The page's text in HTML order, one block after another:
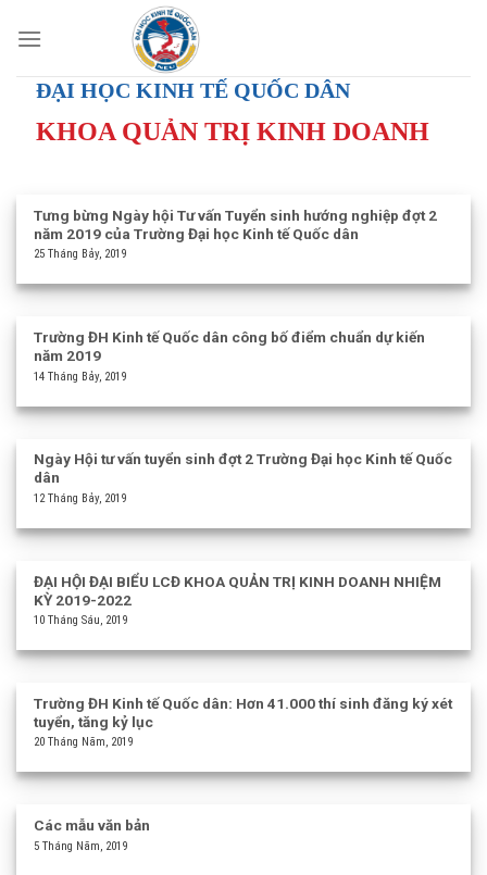
ĐẠI HỌC KINH TẾ QUỐC DÂN
KHOA QUẢN TRỊ KINH DOANH
Tưng bừng Ngày hội Tư vấn Tuyển sinh hướng nghiệp đợt 2
năm 2019 của Trường Đại học Kinh tế Quốc dân
25 Tháng Bảy, 2019
Trường ĐH Kinh tế Quốc dân công bố điểm chuẩn dự kiến
năm 2019
14 Tháng Bảy, 2019
Ngày Hội tư vấn tuyển sinh đợt 2 Trường Đại học Kinh tế Quốc
dân
12 Tháng Bảy, 2019
ĐẠI HỘI ĐẠI BIỂU LCĐ KHOA QUẢN TRỊ KINH DOANH NHIỆM
KỲ 2019-2022
10 Tháng Sáu, 2019
Trường ĐH Kinh tế Quốc dân: Hơn 41.000 thí sinh đăng ký xét
tuyển, tăng kỷ lục
20 Tháng Năm, 2019
Các mẫu văn bản
5 Tháng Năm, 2019